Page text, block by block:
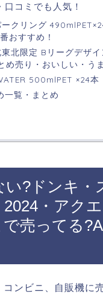
コミでも人気！
クリング
おすすめ！
北限定 Bリーグデザ
め売り・おいしい・う
500mlPET ×24本
一覧・まとめ
?ドンキ・
・アク
売ってる
ンビニ、自販機に